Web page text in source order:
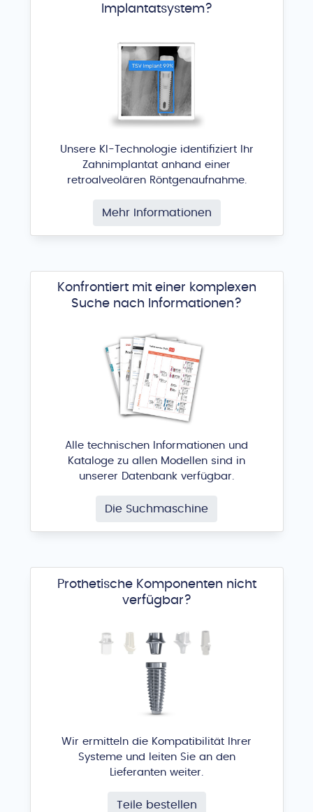
Implantatsystem?
Unsere KI-Technologie identifiziert Ihr
Zahnimplantat anhand einer
retroalveolären Röntgenaufnahme.
Mehr Informationen
Konfrontiert mit einer komplexen
Suche nach Informationen?
Alle technischen Informationen und
Kataloge zu allen Modellen sind in
unserer Datenbank verfügbar.
Die Suchmaschine
Prothetische Komponenten nicht
verfügbar?
Wir ermitteln die Kompatibilität Ihrer
Systeme und leiten Sie an den
Lieferanten weiter.
Teile bestellen